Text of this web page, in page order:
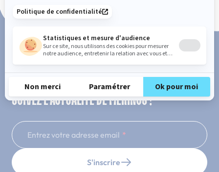
SUIVEZ L'ACTUALITÉ DE MERINOS !
Entrez votre adresse email
S'inscrire